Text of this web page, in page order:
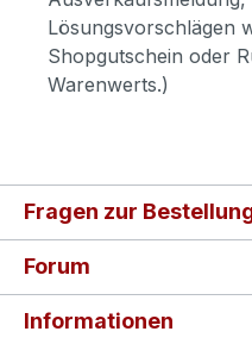
Lösungsvorschlägen
Shopgutschein oder
Warenwerts.)
Fragen zur
Forum
Informationen